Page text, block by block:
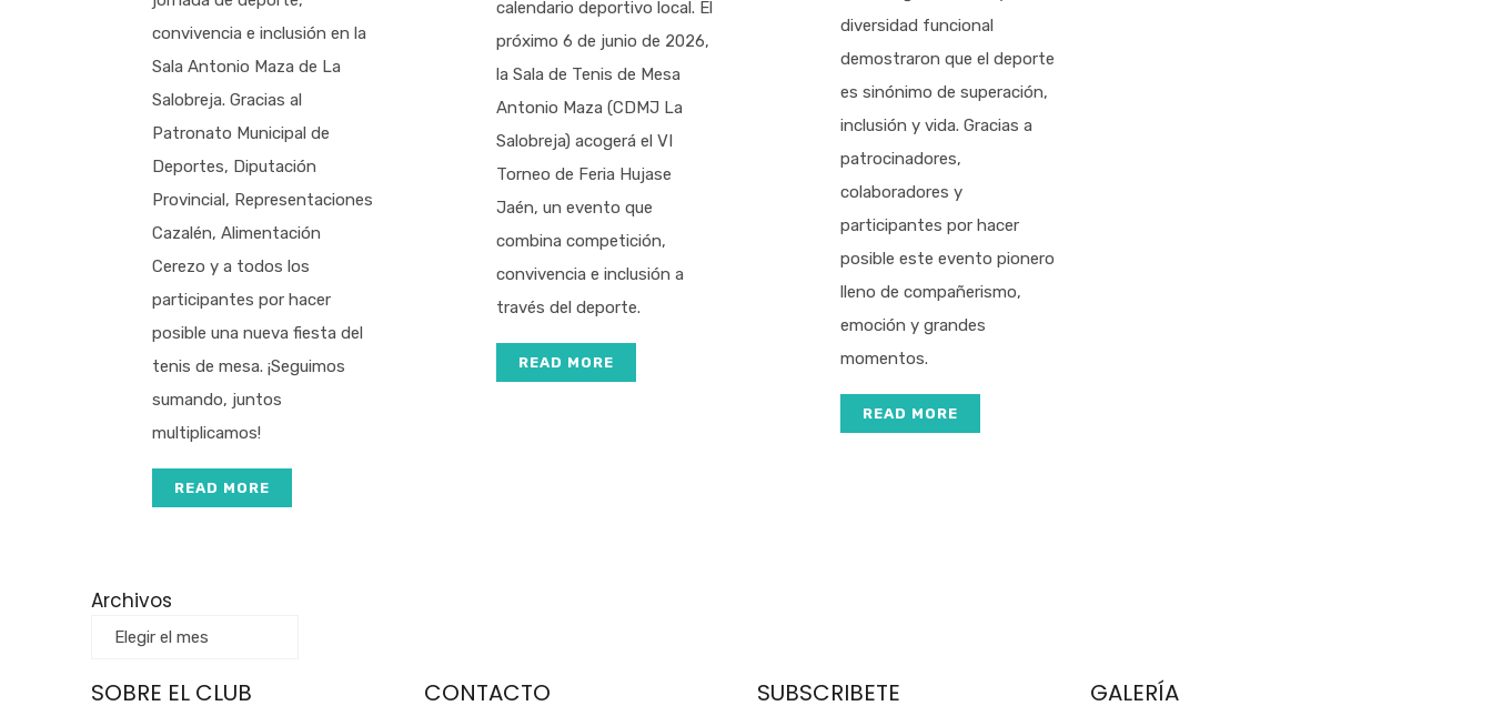
convivencia e inclusión en la
Sala Antonio Maza de La
Salobreja. Gracias al
Patronato Municipal de
Deportes, Diputación
Provincial, Representaciones
Cazalén, Alimentación
Cerezo y a todos los
participantes por hacer
posible una nueva fiesta del
tenis de mesa. ¡Seguimos
sumando, juntos
multiplicamos!
READ MORE
calendario deportivo local. El
próximo 6 de junio de 2026,
la Sala de Tenis de Mesa
Antonio Maza (CDMJ La
Salobreja) acogerá el VI
Torneo de Feria Hujase
Jaén, un evento que
combina competición,
convivencia e inclusión a
través del deporte.
READ MORE
diversidad funcional
demostraron que el deporte
es sinónimo de superación,
inclusión y vida. Gracias a
patrocinadores,
colaboradores y
participantes por hacer
posible este evento pionero
lleno de compañerismo,
emoción y grandes
momentos.
READ MORE
Archivos
SOBRE EL CLUB CONTACTO SUBSCRIBETE GALERÍA